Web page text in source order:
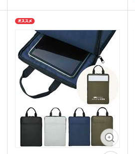
とレーザー彫刻印刷が可能。広めの印刷範
囲なのでロゴが目立ちますよ。
飾りたい写真に合わせ、縦位置でも横位置
でも使えるデザインです。